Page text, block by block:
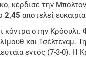
κέρδισε την
2,45 αποτελεί
κόντρα στην Κρόουλι.
και Τσέλτεναμ.
εντός (7-3-0). Η